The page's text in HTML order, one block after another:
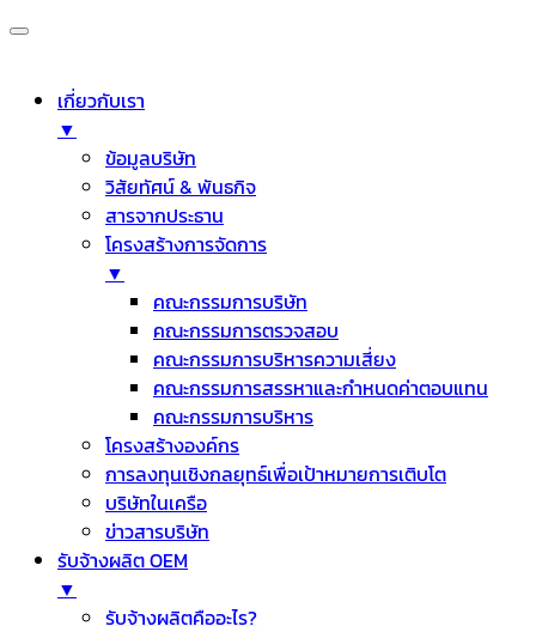
เกี่ยวกับเรา
▼
ข้อมูลบริษัท
วิสัยทัศน์ & พันธกิจ
สารจากประธาน
โครงสร้างการจัดการ
▼
คณะกรรมการบริษัท
คณะกรรมการตรวจสอบ
คณะกรรมการบริหารความเสี่ยง
คณะกรรมการสรรหาและกำหนดค่าตอบแทน
คณะกรรมการบริหาร
โครงสร้างองค์กร
การลงทุนเชิงกลยุทธ์เพื่อเป้าหมายการเติบโต
บริษัทในเครือ
ข่าวสารบริษัท
รับจ้างผลิต OEM
▼
รับจ้างผลิตคืออะไร?